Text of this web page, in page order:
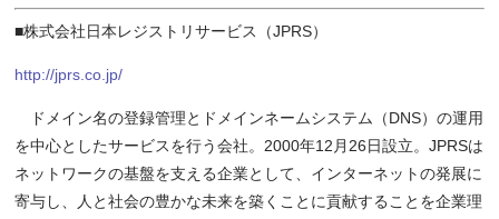
■株式会社日本レジストリサービス（JPRS）
http://jprs.co.jp/
ドメイン名の登録管理とドメインネームシステム（DNS）の運用
を中心としたサービスを行う会社。2000年12月26日設立。JPRSは
ネットワークの基盤を支える企業として、インターネットの発展に
寄与し、人と社会の豊かな未来を築くことに貢献することを企業理